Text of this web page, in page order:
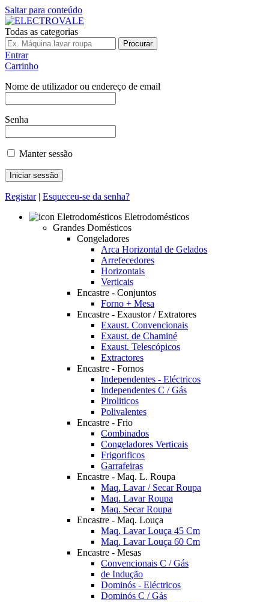
Saltar para conteúdo
Todas as categorias
Procurar
Entrar
Carrinho
Nome de utilizador ou endereço de email
Senha
Manter sessão
Registar| Esqueceu-se da senha?
Eletrodomésticos
Grandes Domésticos
Congeladores
Arca Horizontal de Gelados
Arrefecedores
Horizontais
Verticais
Encastre - Conjuntos
Forno + Mesa
Encastre - Exaustor / Extratores
Exaust. Convencionais
Exaust. de Chaminé
Exaust. Telescópicos
Extractores
Encastre - Fornos
Independentes - Eléctricos
Independentes C / Gás
Piroliticos
Polivalentes
Encastre - Frio
Combinados
Congeladores Verticais
Frigorificos
Garrafeiras
Encastre - Maq. L. Roupa
Maq. Lavar / Secar Roupa
Maq. Lavar Roupa
Maq. Secar Roupa
Encastre - Maq. Louça
Maq. Lavar Louça 45 Cm
Maq. Lavar Louça 60 Cm
Encastre - Mesas
Convencionais C / Gás
de Indução
Dominós - Eléctricos
Dominós C / Gás